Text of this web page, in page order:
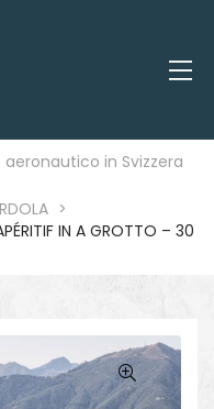
in Svizzera
>
IN A GROTTO – 30
🔍